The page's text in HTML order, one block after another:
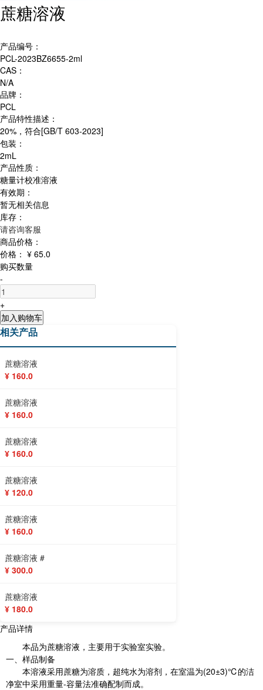
蔗糖溶液
产品编号：
PCL-2023BZ6655-2ml
CAS：
N/A
品牌：
PCL
产品特性描述：
20%，符合[GB/T 603-2023]
包装：
2mL
产品性质：
糖量计校准溶液
有效期：
暂无相关信息
库存：
请咨询客服
商品价格：
价格： ¥ 65.0
购买数量
-
+
加入购物车
相关产品
蔗糖溶液
¥ 160.0
蔗糖溶液
¥ 160.0
蔗糖溶液
¥ 160.0
蔗糖溶液
¥ 120.0
蔗糖溶液
¥ 160.0
蔗糖溶液 #
¥ 300.0
蔗糖溶液
¥ 180.0
产品详情
本品为蔗糖溶液，主要用于实验室实验。
一、样品制备
本溶液采用蔗糖为溶质，超纯水为溶剂，在室温为(20±3)℃的洁
净室中采用重量-容量法准确配制而成。